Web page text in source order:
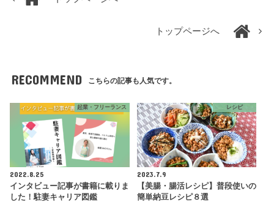
トップページへ
RECOMMEND こちらの記事も人気です。
起業・フリーランス
2022.8.25
インタビュー記事が書籍に載りま
した！駐妻キャリア図鑑
レシピ
2023.7.9
【美腸・腸活レシピ】普段使いの
簡単納豆レシピ８選